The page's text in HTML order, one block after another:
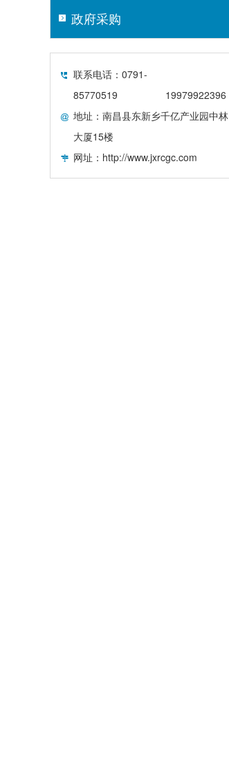
政府采购
联系电话：0791-
85770519
19979922396
地址：南昌县东新乡千亿产业园中林
大厦15楼
网址：http://www.jxrcgc.com